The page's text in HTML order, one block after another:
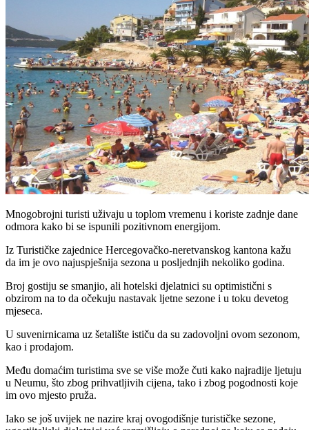
Mnogobrojni turisti uživaju u toplom vremenu i koriste zadnje dane
odmora kako bi se ispunili pozitivnom energijom.
Iz Turističke zajednice Hercegovačko-neretvanskog kantona kažu
da im je ovo najuspješnija sezona u posljednjih nekoliko godina.
Broj gostiju se smanjio, ali hotelski djelatnici su optimistični s
obzirom na to da očekuju nastavak ljetne sezone i u toku devetog
mjeseca.
U suvenirnicama uz šetalište ističu da su zadovoljni ovom sezonom,
kao i prodajom.
Među domaćim turistima sve se više može čuti kako najradije ljetuju
u Neumu, što zbog prihvatljivih cijena, tako i zbog pogodnosti koje
im ovo mjesto pruža.
Iako se još uvijek ne nazire kraj ovogodišnje turističke sezone,